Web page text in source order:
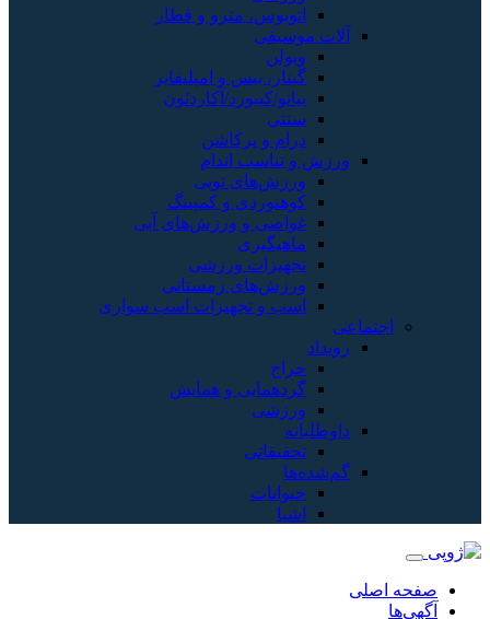
اتوبوس، مترو و قطار
آلات موسیقی
ویولن
گیتار، بیس و امپلیفایر
پیانو/کیبورد/آکاردئون
سنتی
درام و پرکاشن
ورزش و تناسب اندام
ورزش‌های توپی
کوهنوردی و کمپینگ
غواصی و ورزش‌های آبی
ماهیگیری
تجهیزات ورزشی
ورزش‌های زمستانی
اسب و تجهیزات اسب سواری
اجتماعی
رویداد
حراج
گردهمایی و همایش
ورزشی
داوطلبانه
تحقیقاتی
گم‌شده‌ها
حیوانات
اشیا
صفحه اصلی
آگهی‌ها